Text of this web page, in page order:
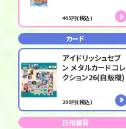
495円(税込)
カード
アイドリッシュセブ
ン メタルカードコレ
クション26(自販機)
200円(税込)
日用雑貨